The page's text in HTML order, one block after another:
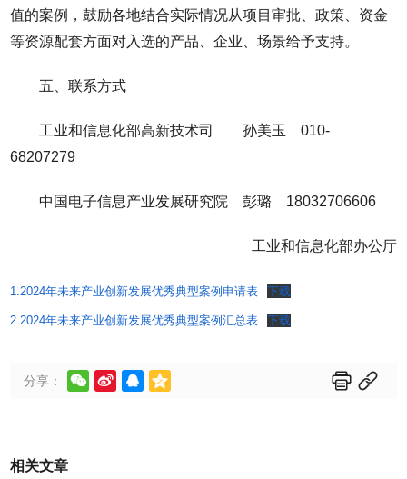
值的案例，鼓励各地结合实际情况从项目审批、政策、资金
等资源配套方面对入选的产品、企业、场景给予支持。
五、联系方式
工业和信息化部高新技术司 孙美玉 010-
68207279
中国电子信息产业发展研究院 彭璐 18032706606
工业和信息化部办公厅
1.2024年未来产业创新发展优秀典型案例申请表 下载
2.2024年未来产业创新发展优秀典型案例汇总表 下载
分享：      
相关文章